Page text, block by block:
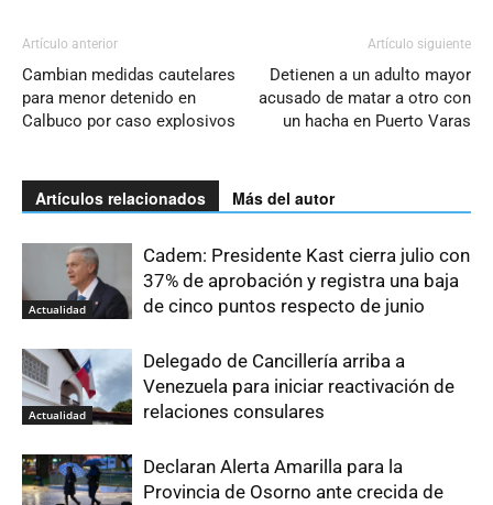
Artículo anterior
Cambian medidas cautelares
para menor detenido en
Calbuco por caso explosivos
Artículo siguiente
Detienen a un adulto mayor
acusado de matar a otro con
un hacha en Puerto Varas
Artículos relacionados Más del autor
Actualidad
Cadem: Presidente Kast cierra julio con
37% de aprobación y registra una baja
de cinco puntos respecto de junio
Actualidad
Delegado de Cancillería arriba a
Venezuela para iniciar reactivación de
relaciones consulares
Declaran Alerta Amarilla para la
Provincia de Osorno ante crecida de